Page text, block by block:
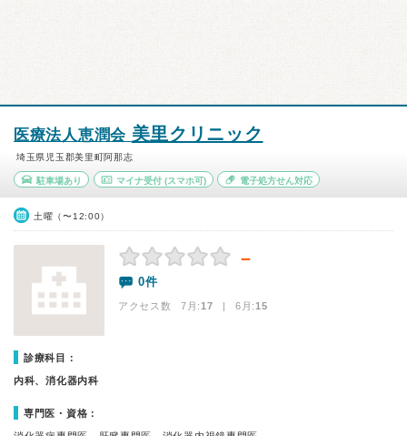
医療法人恵潤会 美里クリニック
埼玉県児玉郡美里町阿那志
駐車場あり マイナ受付(スマホ可) 電子処方せん対応
土曜（〜12:00）
－
0件
アクセス数 7月:17 | 6月:15
診療科目：
内科、消化器内科
専門医・資格：